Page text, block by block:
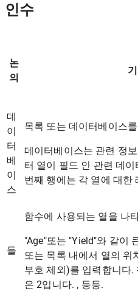
인수
논
의
데
이
터
베
이
스
목록 또는 데이터베이스
데이터베이스는 관련 정
터 열이 필드 인 관련 데
번째 행에는 각 열에 대한
들
함수에 사용되는 열을 나
"Age"또는 "Yield"와 같이
또는 목록 내에서 열의 위
부호 제외)를 입력합니다.
은 2입니다. , 등등.